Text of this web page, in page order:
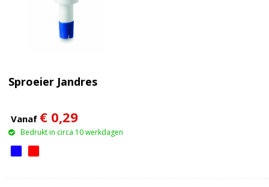
Sproeier Jandres
Vanaf € 0,29
Bedrukt in circa 10 werkdagen